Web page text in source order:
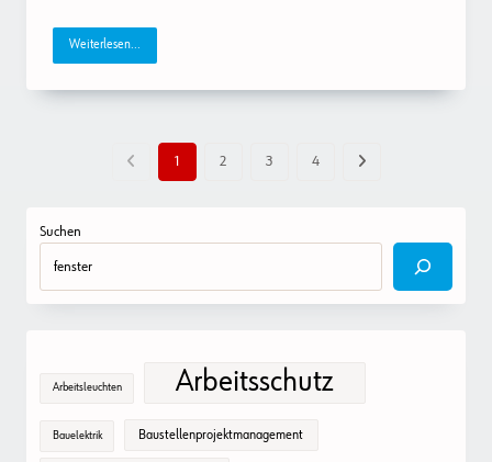
Weiterlesen...
1 2 3 4
Suchen
Arbeitsleuchten Arbeitsschutz
Bauelektrik Baustellenprojektmanagement